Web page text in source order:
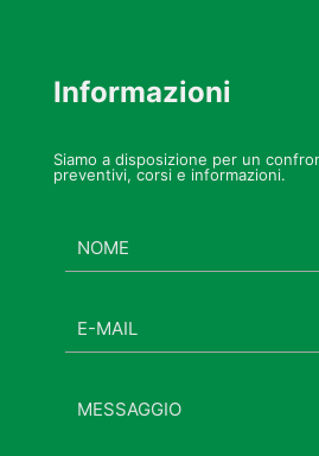
Informazioni
Siamo a disposizione per un
preventivi, corsi e informazioni.